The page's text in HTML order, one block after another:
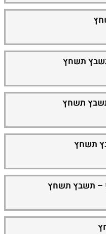
תשחץ
תשחץ
תשחץ
– תשבץ תשחץ